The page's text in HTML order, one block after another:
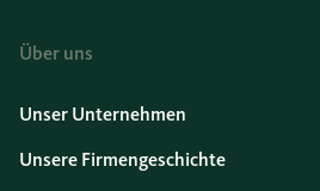
Über uns
Unser Unternehmen
Unsere Firmengeschichte